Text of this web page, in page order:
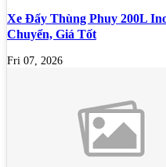
Xe Đẩy Thùng Phuy 200L
Chuyển, Giá Tốt
Fri 07, 2026